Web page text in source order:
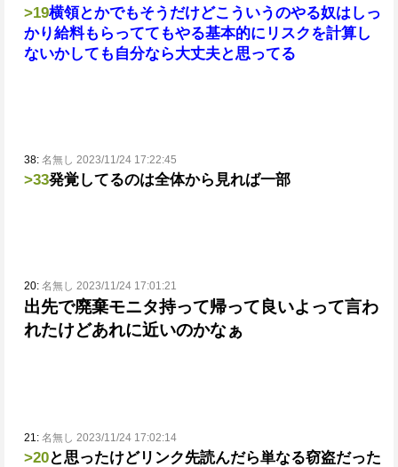
>19横領とかでもそうだけどこういうのやる奴はしっ
かり給料もらっててもやる基本的にリスクを計算し
ないかしても自分なら大丈夫と思ってる
38: 名無し 2023/11/24 17:22:45
>33発覚してるのは全体から見れば一部
20: 名無し 2023/11/24 17:01:21
出先で廃棄モニタ持って帰って良いよ って言わ
れたけどあれに近いのかなぁ
21: 名無し 2023/11/24 17:02:14
>20と思ったけどリンク先読んだら単なる窃盗だった